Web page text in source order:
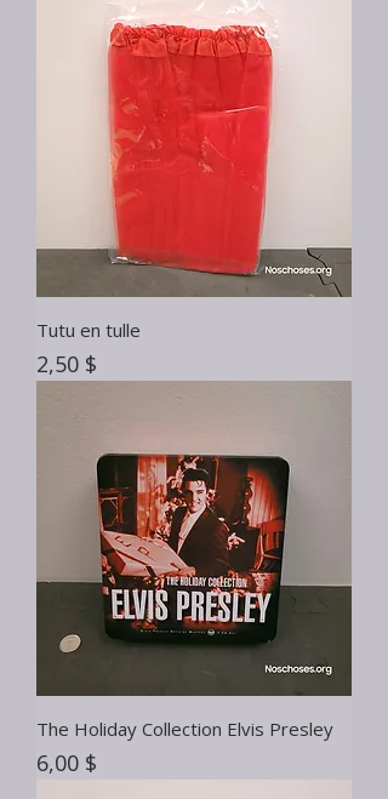
Tutu en tulle
Prix
2,50 $
The Holiday Collection Elvis Presley
Prix
6,00 $